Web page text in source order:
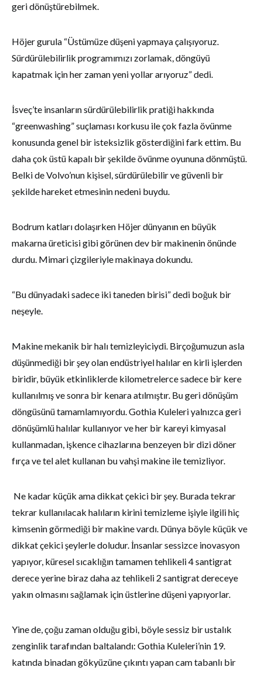
geri dönüştürebilmek.
Höjer gurula “Üstümüze düşeni yapmaya çalışıyoruz.
Sürdürülebilirlik programımızı zorlamak, döngüyü
kapatmak için her zaman yeni yollar arıyoruz” dedi.
İsveç’te insanların sürdürülebilirlik pratiği hakkında
“greenwashing” suçlaması korkusu ile çok fazla övünme
konusunda genel bir isteksizlik gösterdiğini fark ettim. Bu
daha çok üstü kapalı bir şekilde övünme oyununa dönmüştü.
Belki de Volvo’nun kişisel, sürdürülebilir ve güvenli bir
şekilde hareket etmesinin nedeni buydu.
Bodrum katları dolaşırken Höjer dünyanın en büyük
makarna üreticisi gibi görünen dev bir makinenin önünde
durdu. Mimari çizgileriyle makinaya dokundu.
“Bu dünyadaki sadece iki taneden birisi” dedi boğuk bir
neşeyle.
Makine mekanik bir halı temizleyiciydi. Birçoğumuzun asla
düşünmediği bir şey olan endüstriyel halılar en kirli işlerden
biridir, büyük etkinliklerde kilometrelerce sadece bir kere
kullanılmış ve sonra bir kenara atılmıştır. Bu geri dönüşüm
döngüsünü tamamlamıyordu. Gothia Kuleleri yalnızca geri
dönüşümlü halılar kullanıyor ve her bir kareyi kimyasal
kullanmadan, işkence cihazlarına benzeyen bir dizi döner
fırça ve tel alet kullanan bu vahşi makine ile temizliyor.
Ne kadar küçük ama dikkat çekici bir şey. Burada tekrar
tekrar kullanılacak halıların kirini temizleme işiyle ilgili hiç
kimsenin görmediği bir makine vardı. Dünya böyle küçük ve
dikkat çekici şeylerle doludur. İnsanlar sessizce inovasyon
yapıyor, küresel sıcaklığın tamamen tehlikeli 4 santigrat
derece yerine biraz daha az tehlikeli 2 santigrat dereceye
yakın olmasını sağlamak için üstlerine düşeni yapıyorlar.
Yine de, çoğu zaman olduğu gibi, böyle sessiz bir ustalık
zenginlik tarafından baltalandı: Gothia Kuleleri’nin 19.
katında binadan gökyüzüne çıkıntı yapan cam tabanlı bir